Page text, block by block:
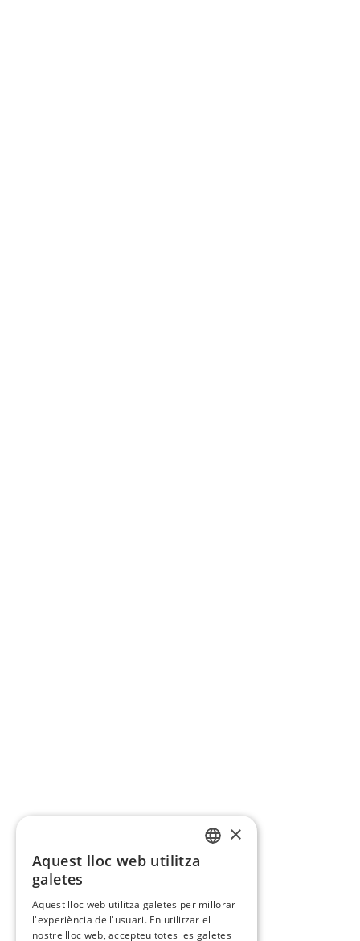
×
Aquest lloc web utilitza
galetes
Aquest lloc web utilitza galetes per millorar
l'experiència de l'usuari. En utilitzar el
nostre lloc web, accepteu totes les galetes